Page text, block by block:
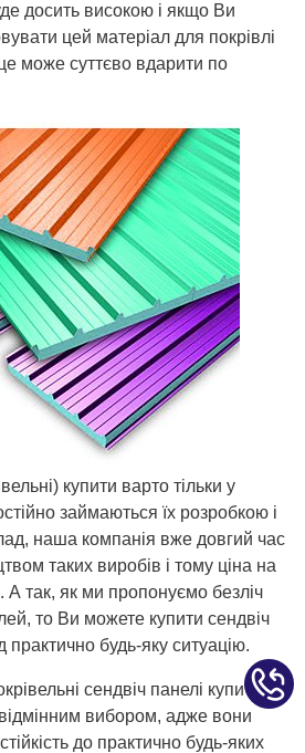
досить високою і якщо Ви
цей матеріал для покрівлі
може суттєво вдарити по
купити варто тільки у
займаються їх розробкою і
наша компанія вже довгий час
таких виробів і тому ціна на
А так, як ми пропонуємо безліч
то Ви можете купити сендвіч
практично будь-яку ситуацію.
сендвіч панелі купити, то
вибором, адже вони
до практично будь-яких